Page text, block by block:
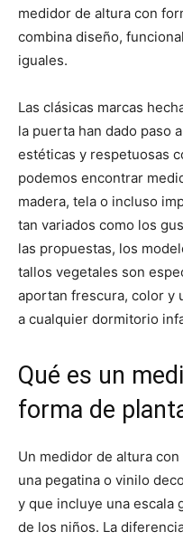
medidor de altura con
combina diseño,
iguales.
Las clásicas marcas
la puerta han dado paso
estéticas y respetuosas
podemos encontrar
madera, tela o incluso
tan variados como los
las propuestas, los
tallos vegetales son
aportan frescura, color y
a cualquier dormitorio
Qué es un
forma de
Un medidor de altura
una pegatina o vinilo
y que incluye una escala
de los niños. La